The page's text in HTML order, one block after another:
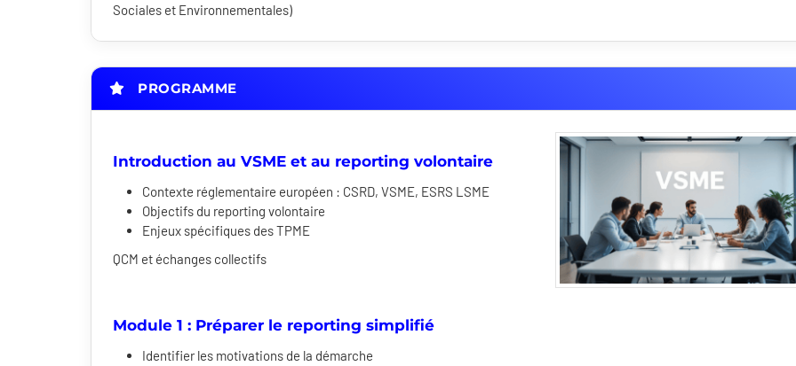
Sociales et Environnementales)
PROGRAMME
Introduction au VSME et au reporting volontaire
Contexte réglementaire européen : CSRD, VSME, ESRS LSME
Objectifs du reporting volontaire
Enjeux spécifiques des TPME
QCM et échanges collectifs
Module 1 : Préparer le reporting simplifié
Identifier les motivations de la démarche